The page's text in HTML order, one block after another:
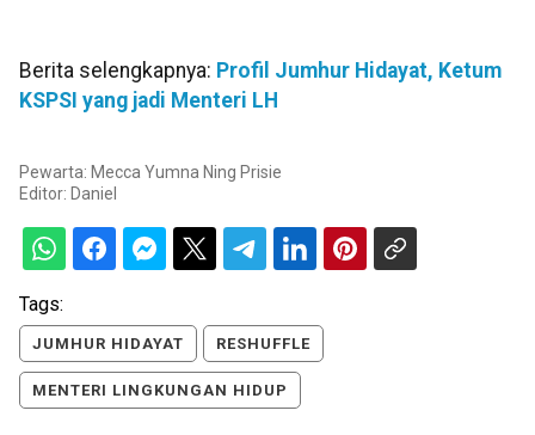
Berita selengkapnya: Profil Jumhur Hidayat, Ketum
KSPSI yang jadi Menteri LH
Pewarta: Mecca Yumna Ning Prisie
Editor: Daniel
Tags:
JUMHUR HIDAYAT RESHUFFLE
MENTERI LINGKUNGAN HIDUP